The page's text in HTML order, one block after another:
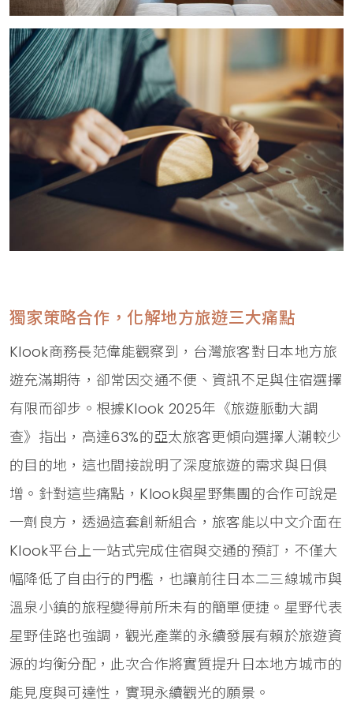
獨家策略合作，化解地方旅遊三大痛點
Klook商務長范偉能觀察到，台灣旅客對日本地方旅
遊充滿期待，卻常因交通不便、資訊不足與住宿選擇
有限而卻步。根據Klook 2025年《旅遊脈動大調
查》指出，高達63%的亞太旅客更傾向選擇人潮較少
的目的地，這也間接說明了深度旅遊的需求與日俱
增。針對這些痛點，Klook與星野集團的合作可說是
一劑良方，透過這套創新組合，旅客能以中文介面在
Klook平台上一站式完成住宿與交通的預訂，不僅大
幅降低了自由行的門檻，也讓前往日本二三線城市與
溫泉小鎮的旅程變得前所未有的簡單便捷。星野代表
星野佳路也強調，觀光產業的永續發展有賴於旅遊資
源的均衡分配，此次合作將實質提升日本地方城市的
能見度與可達性，實現永續觀光的願景。